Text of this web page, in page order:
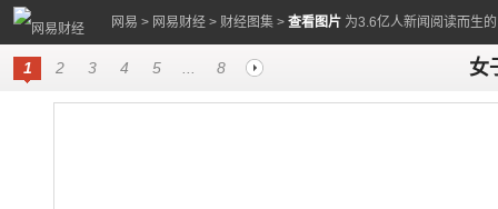
网易 > 网易财经 > 财经图集 > 查看图片 为3.6亿人新闻阅读而生
1 2 3 4 5 8 女